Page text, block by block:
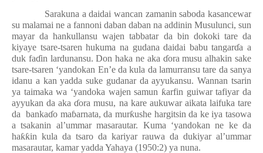
Sarakuna a daidai wancan zamanin saboda kasancewar
su malamai ne a fannoni daban daban na addinin Musulunci, sun
mayar da hankullansu wajen tabbatar da bin dokoki tare da
kiyaye tsare-tsaren hukuma na gudana daidai babu tangarɗa a
duk faɗin lardunansu. Don haka ne aka ɗora musu alhakin sake
tsare-tsaren ‘yandokan En’e da kula da lamurransu tare da sanya
idanu a kan yadda suke gudanar da ayyukansu. Wannan tsarin
ya taimaka wa ‘yandoka wajen samun ƙarfin guiwar tafiyar da
ayyukan da akaɗora musu, na kare aukuwar aikata laifuka tare
da
bankaɗo maɓarnata, da murƙushe hargitsin da ke iya tasowa
a tsakanin al’ummar masarautar. Kuma ‘yandokan ne ke da
haƙƙin kula da tsaro da kariyar rauwa da dukiyar al’ummar
masarautar, kamar yadda Yahaya (1950:2) ya nuna.